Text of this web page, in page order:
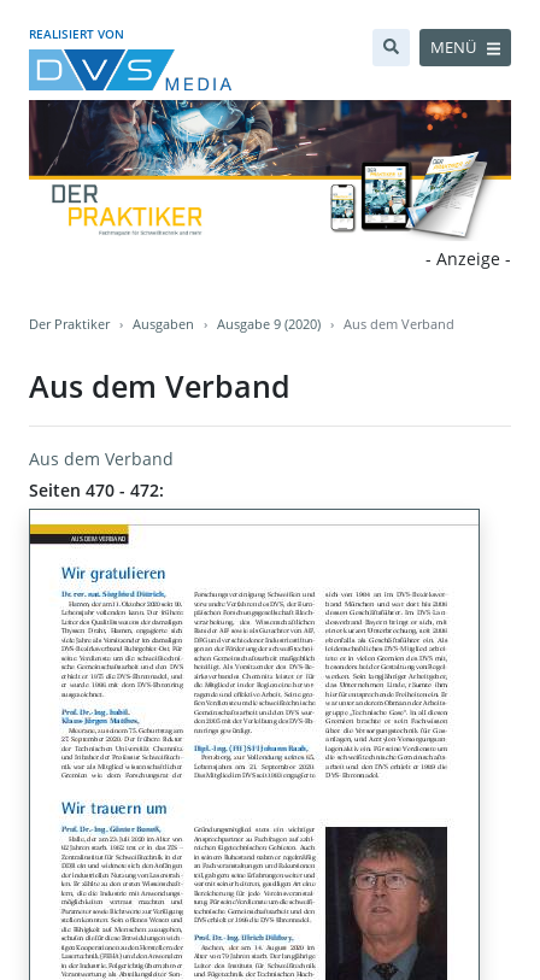
REALISIERT VON
MENÜ
- Anzeige -
Der Praktiker Ausgaben Ausgabe 9 (2020) Aus dem Verband
Aus dem Verband
Aus dem Verband
Seiten 470 - 472: